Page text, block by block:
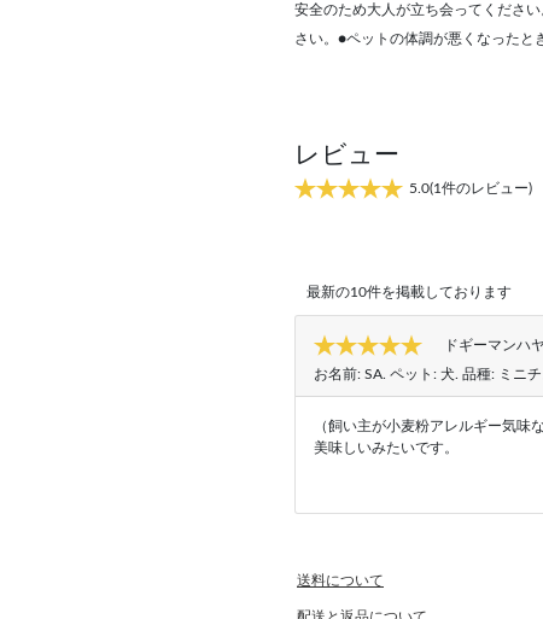
安全のため大人が立ち会ってくださ
さい。●ペットの体調が悪くなったと
レビュー
5.0(1件のレビュー)
最新の10件を掲載しております
ドギーマンハ
お名前: SA . ペット: 犬 . 品種: ミニ
（飼い主が小麦粉アレルギー気味
美味しいみたいです。
送料について